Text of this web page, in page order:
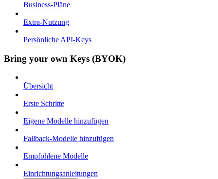
Business-Pläne
Extra-Nutzung
Persönliche API-Keys
Bring your own Keys (BYOK)
Übersicht
Erste Schritte
Eigene Modelle hinzufügen
Fallback-Modelle hinzufügen
Empfohlene Modelle
Einrichtungsanleitungen